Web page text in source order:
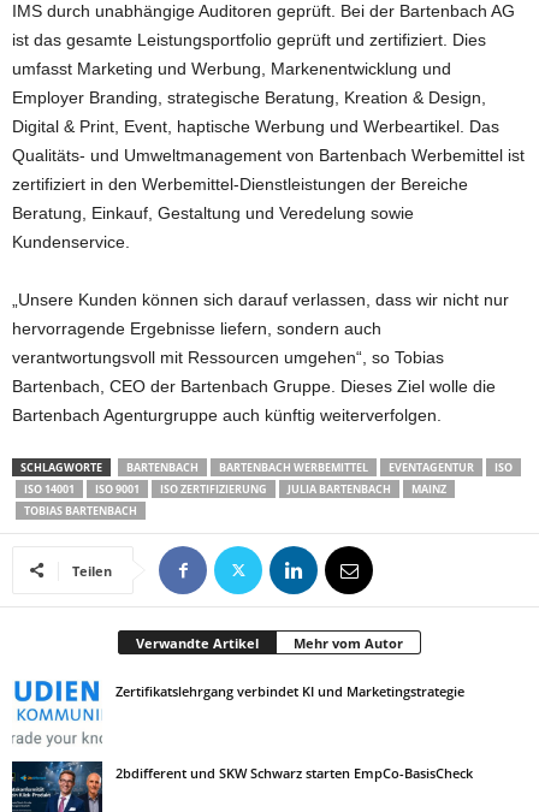
IMS durch unabhängige Auditoren geprüft. Bei der Bartenbach AG
ist das gesamte Leistungsportfolio geprüft und zertifiziert. Dies
umfasst Marketing und Werbung, Markenentwicklung und
Employer Branding, strategische Beratung, Kreation & Design,
Digital & Print, Event, haptische Werbung und Werbeartikel. Das
Qualitäts- und Umweltmanagement von Bartenbach Werbemittel ist
zertifiziert in den Werbemittel-Dienstleistungen der Bereiche
Beratung, Einkauf, Gestaltung und Veredelung sowie
Kundenservice.
„Unsere Kunden können sich darauf verlassen, dass wir nicht nur
hervorragende Ergebnisse liefern, sondern auch
verantwortungsvoll mit Ressourcen umgehen“, so Tobias
Bartenbach, CEO der Bartenbach Gruppe. Dieses Ziel wolle die
Bartenbach Agenturgruppe auch künftig weiterverfolgen.
SCHLAGWORTE BARTENBACH BARTENBACH WERBEMITTEL EVENTAGENTUR
ISO
ISO 14001
ISO 9001 ISO ZERTIFIZIERUNG JULIA BARTENBACH
MAINZ
TOBIAS BARTENBACH
Teilen
Verwandte Artikel Mehr vom Autor
Zertifikatslehrgang verbindet KI und Marketingstrategie
2bdifferent und SKW Schwarz starten EmpCo-BasisCheck